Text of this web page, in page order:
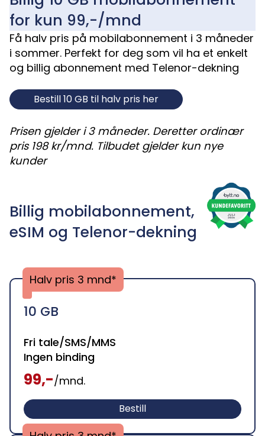
for kun 99,-/mnd
Få halv pris på mobilabonnement i 3 måneder
i sommer. Perfekt for deg som vil ha et enkelt
og billig abonnement med Telenor-dekning
Bestill 10 GB til halv pris her
Prisen gjelder i 3 måneder. Deretter ordinær
pris 198 kr/mnd. Tilbudet gjelder kun nye
kunder
Billig mobilabonnement,
eSIM og Telenor-dekning
Halv pris 3 mnd*
10 GB
Fri tale/SMS/MMS
Ingen binding
99,-/mnd.
Bestill